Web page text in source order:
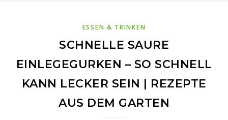
ESSEN & TRINKEN
SCHNELLE SAURE
EINLEGEGURKEN – SO SCHNELL
KANN LECKER SEIN | REZEPTE
AUS DEM GARTEN